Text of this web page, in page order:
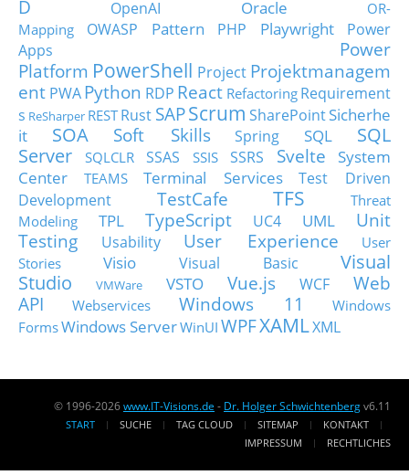
D
OpenAI Oracle
OR-
Mapping
OWASP Pattern PHP Playwright
Power
Apps
Power
Platform PowerShell Project Projektmanagem
ent PWA Python RDP React Refactoring Requirement
s ReSharper RESTRust SAPScrum SharePointSicherhe
it
SOA Soft Skills Spring SQL
SQL
Server
SQLCLR SSAS SSIS SSRS Svelte
System
Center
TEAMS Terminal Services
Test Driven
Development
TestCafe TFS
Threat
Modeling
TPL TypeScript UC4 UML
Unit
Testing
Usability User Experience
User
Stories
Visio Visual Basic
Visual
Studio
VMWare VSTO Vue.js WCF
Web
API
Webservices Windows 11
Windows
FormsWindows ServerWinUI WPFXAMLXML
© 1996-2026www.IT-Visions.de - Dr. Holger Schwichtenbergv6.11
START SUCHE TAG CLOUD SITEMAP
KONTAKT
IMPRESSUM
RECHTLICHES